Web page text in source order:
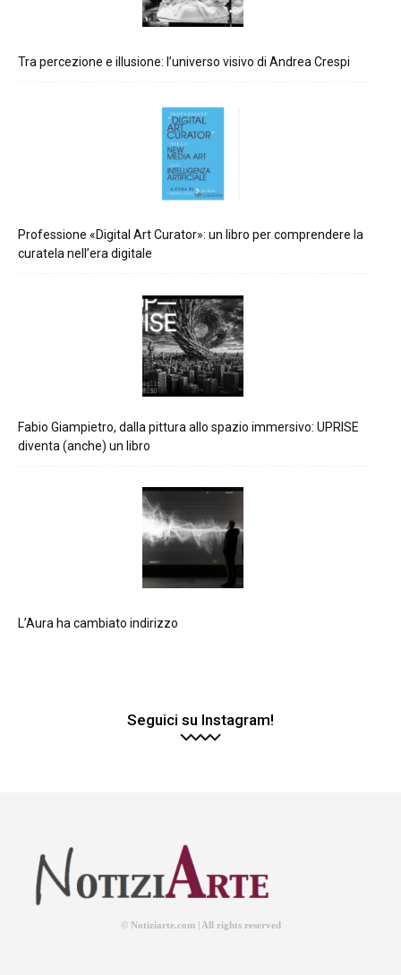
Tra percezione e illusione: l’universo visivo di Andrea Crespi
Professione «Digital Art Curator»: un libro per comprendere la
curatela nell’era digitale
Fabio Giampietro, dalla pittura allo spazio immersivo: UPRISE
diventa (anche) un libro
L’Aura ha cambiato indirizzo
Seguici su Instagram!
© Notiziarte.com | All rights reserved